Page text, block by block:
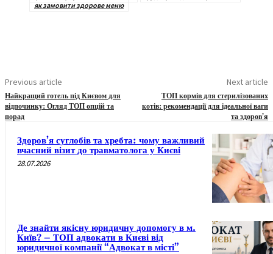
як замовити здорове меню
Previous article
Найкращий готель під Києвом для
відпочинку: Огляд ТОП опцій та
порад
Next article
ТОП кормів для стерилізованих
котів: рекомендації для ідеальної ваги
та здоров’я
Здоров’я суглобів та хребта: чому важливий
вчасний візит до травматолога у Києві
28.07.2026
Де знайти якісну юридичну допомогу в м.
Київ? – ТОП адвокати в Києві від
юридичної компанії “Адвокат в місті”